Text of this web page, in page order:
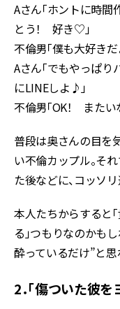
Aさん「ホントに時
とう！ 好き♡」
不倫男「僕も大好きだ
Aさん「でもやっぱ
にLINEしよ♪」
不倫男「OK！ またい
普段は奥さんの目を
い不倫カップル。そ
た後などに、コッソ
本人たちからすると
る」つもりなのかも
酔っているだけ”と思
2．「傷ついた彼